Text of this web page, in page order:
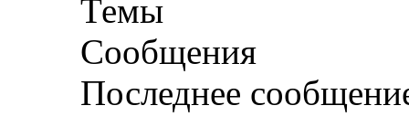
Темы
Сообщения
Последнее